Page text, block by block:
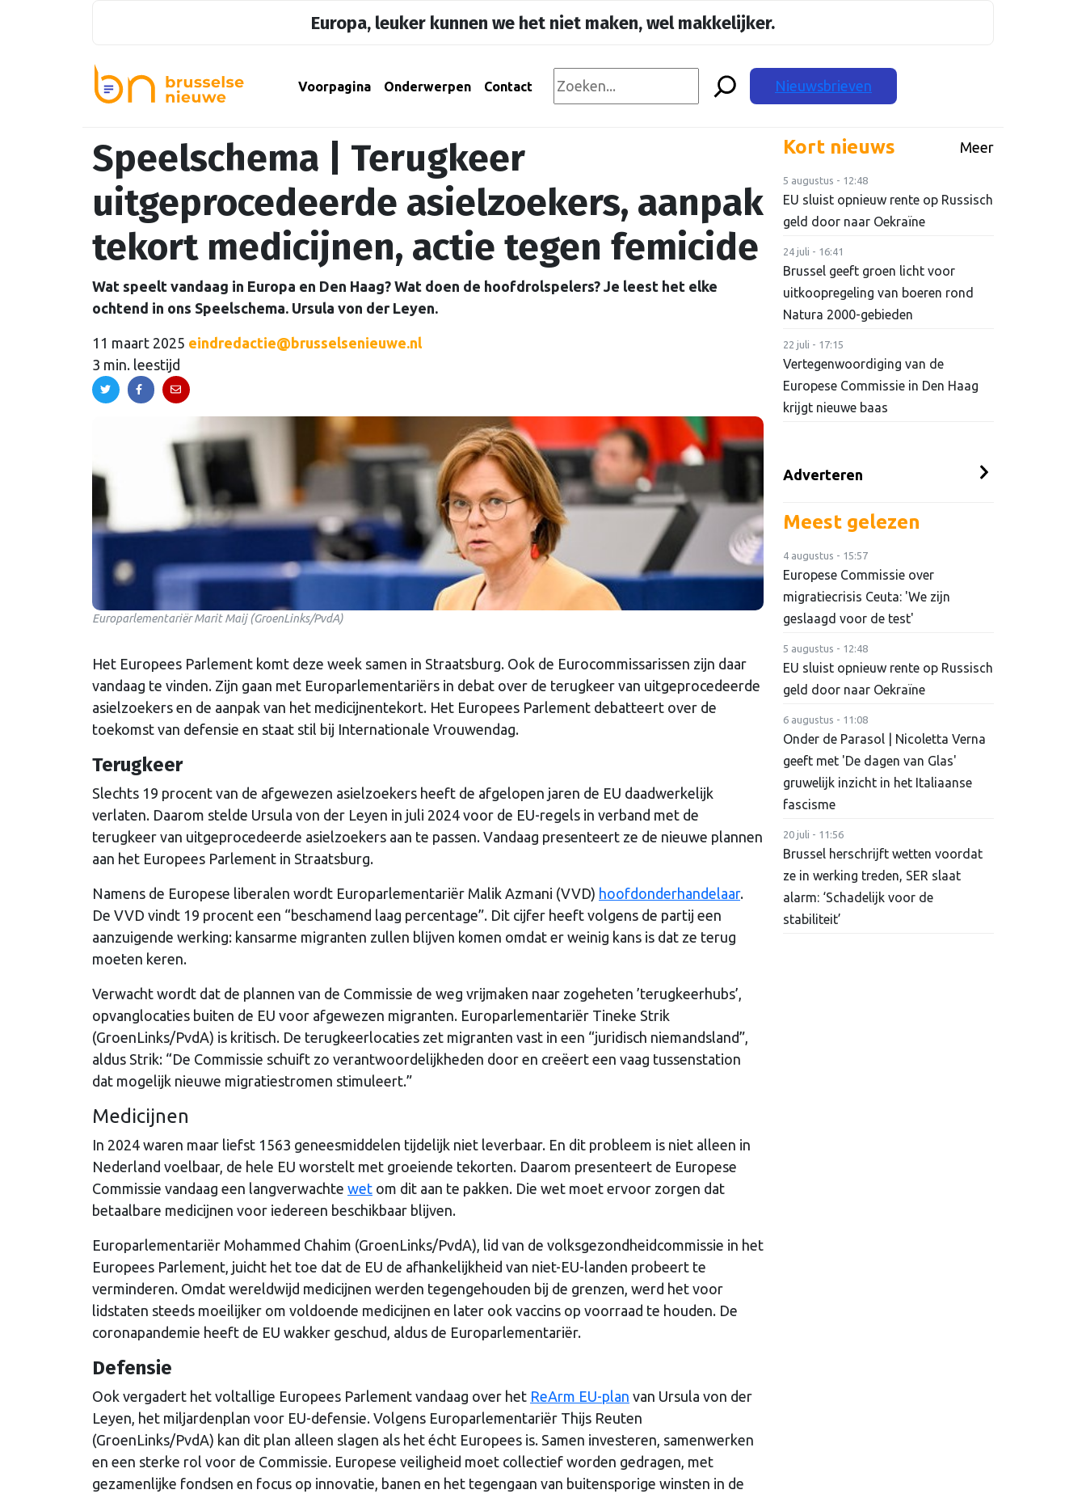
Europa, leuker kunnen we het niet maken, wel makkelijker.
Voorpagina Onderwerpen Contact Nieuwsbrieven
Speelschema | Terugkeer
uitgeprocedeerde asielzoekers, aanpak
tekort medicijnen, actie tegen femicide
Wat speelt vandaag in Europa en Den Haag? Wat doen de hoofdrolspelers? Je leest het elke
ochtend in ons Speelschema. Ursula von der Leyen.
11 maart 2025 eindredactie@brusselsenieuwe.nl
3 min. leestijd
Europarlementariër Marit Maij (GroenLinks/PvdA)
Het Europees Parlement komt deze week samen in Straatsburg. Ook de Eurocommissarissen zijn daar
vandaag te vinden. Zijn gaan met Europarlementariërs in debat over de terugkeer van uitgeprocedeerde
asielzoekers en de aanpak van het medicijnentekort. Het Europees Parlement debatteert over de
toekomst van defensie en staat stil bij Internationale Vrouwendag.
Terugkeer
Slechts 19 procent van de afgewezen asielzoekers heeft de afgelopen jaren de EU daadwerkelijk
verlaten. Daarom stelde Ursula von der Leyen in juli 2024 voor de EU-regels in verband met de
terugkeer van uitgeprocedeerde asielzoekers aan te passen. Vandaag presenteert ze de nieuwe plannen
aan het Europees Parlement in Straatsburg.
Namens de Europese liberalen wordt Europarlementariër Malik Azmani (VVD) hoofdonderhandelaar.
De VVD vindt 19 procent een “beschamend laag percentage”. Dit cijfer heeft volgens de partij een
aanzuigende werking: kansarme migranten zullen blijven komen omdat er weinig kans is dat ze terug
moeten keren.
Verwacht wordt dat de plannen van de Commissie de weg vrijmaken naar zogeheten ’terugkeerhubs’,
opvanglocaties buiten de EU voor afgewezen migranten. Europarlementariër Tineke Strik
(GroenLinks/PvdA) is kritisch. De terugkeerlocaties zet migranten vast in een “juridisch niemandsland”,
aldus Strik: “De Commissie schuift zo verantwoordelijkheden door en creëert een vaag tussenstation
dat mogelijk nieuwe migratiestromen stimuleert.”
Medicijnen
In 2024 waren maar liefst 1563 geneesmiddelen tijdelijk niet leverbaar. En dit probleem is niet alleen in
Nederland voelbaar, de hele EU worstelt met groeiende tekorten. Daarom presenteert de Europese
Commissie vandaag een langverwachte wet om dit aan te pakken. Die wet moet ervoor zorgen dat
betaalbare medicijnen voor iedereen beschikbaar blijven.
Europarlementariër Mohammed Chahim (GroenLinks/PvdA), lid van de volksgezondheidcommissie in het
Europees Parlement, juicht het toe dat de EU de afhankelijkheid van niet-EU-landen probeert te
verminderen. Omdat wereldwijd medicijnen werden tegengehouden bij de grenzen, werd het voor
lidstaten steeds moeilijker om voldoende medicijnen en later ook vaccins op voorraad te houden. De
coronapandemie heeft de EU wakker geschud, aldus de Europarlementariër.
Defensie
Ook vergadert het voltallige Europees Parlement vandaag over het ReArm EU-plan van Ursula von der
Leyen, het miljardenplan voor EU-defensie. Volgens Europarlementariër Thijs Reuten
(GroenLinks/PvdA) kan dit plan alleen slagen als het écht Europees is. Samen investeren, samenwerken
en een sterke rol voor de Commissie. Europese veiligheid moet collectief worden gedragen, met
gezamenlijke fondsen en focus op innovatie, banen en het tegengaan van buitensporige winsten in de
Kort nieuws Meer
5 augustus - 12:48
EU sluist opnieuw rente op Russisch
geld door naar Oekraïne
24 juli - 16:41
Brussel geeft groen licht voor
uitkoopregeling van boeren rond
Natura 2000-gebieden
22 juli - 17:15
Vertegenwoordiging van de
Europese Commissie in Den Haag
krijgt nieuwe baas
Adverteren
Meest gelezen
4 augustus - 15:57
Europese Commissie over
migratiecrisis Ceuta: 'We zijn
geslaagd voor de test'
5 augustus - 12:48
EU sluist opnieuw rente op Russisch
geld door naar Oekraïne
6 augustus - 11:08
Onder de Parasol | Nicoletta Verna
geeft met 'De dagen van Glas'
gruwelijk inzicht in het Italiaanse
fascisme
20 juli - 11:56
Brussel herschrijft wetten voordat
ze in werking treden, SER slaat
alarm: ‘Schadelijk voor de
stabiliteit’